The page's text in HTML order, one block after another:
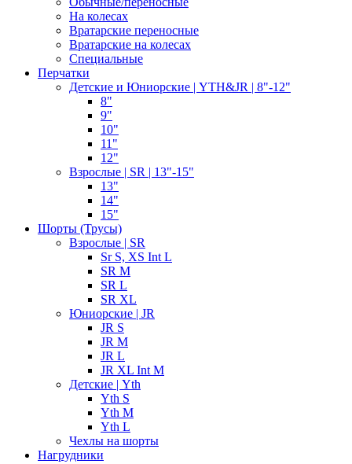
На колесах
Вратарские переносные
Вратарские на колесах
Специальные
Перчатки
Детские и Юниорские | YTH&JR | 8"-12"
8"
9"
10"
11"
12"
Взрослые | SR | 13"-15"
13"
14"
15"
Шорты (Трусы)
Взрослые | SR
Sr S, XS Int L
SR M
SR L
SR XL
Юниорские | JR
JR S
JR M
JR L
JR XL Int M
Детские | Yth
Yth S
Yth M
Yth L
Чехлы на шорты
Нагрудники